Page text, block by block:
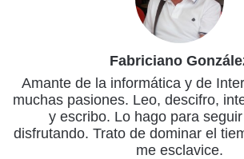
Fabriciano
Amante de la informática y de
muchas pasiones. Leo, descifro,
y escribo. Lo hago para
disfrutando. Trato de dominar el
me esclavice.